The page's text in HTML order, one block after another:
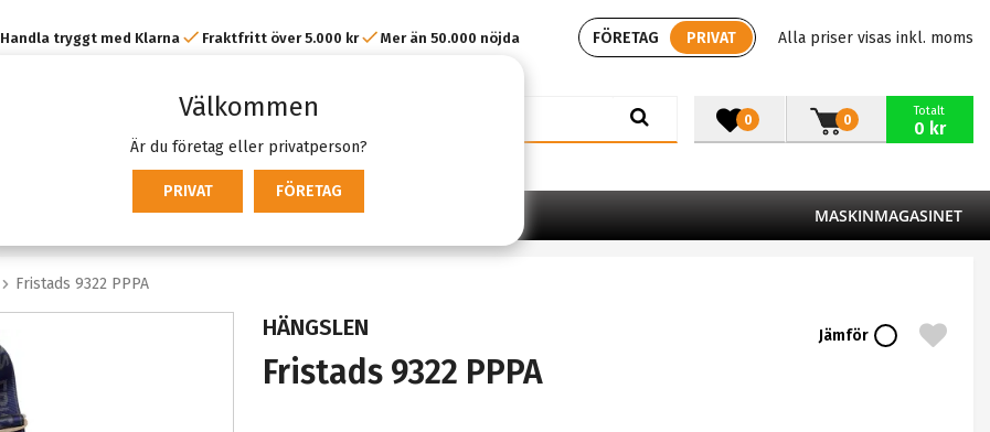
Välkommen
Är du företag eller privatperson?
PRIVAT FÖRETAG
FÖRETAG PRIVAT Alla priser visas inkl. moms
Handla tryggt med Klarna Fraktfritt över 5.000 kr Mer än 50.000 nöjda
0
Totalt
0 kr
0
MASKINMAGASINET
Fristads 9322 PPPA
HÄNGSLEN
Fristads 9322 PPPA
Jämför